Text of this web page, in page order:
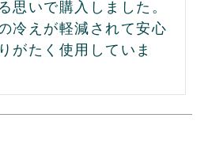
思いで購入しました。
冷えが軽減されて安心
がたく使用していま